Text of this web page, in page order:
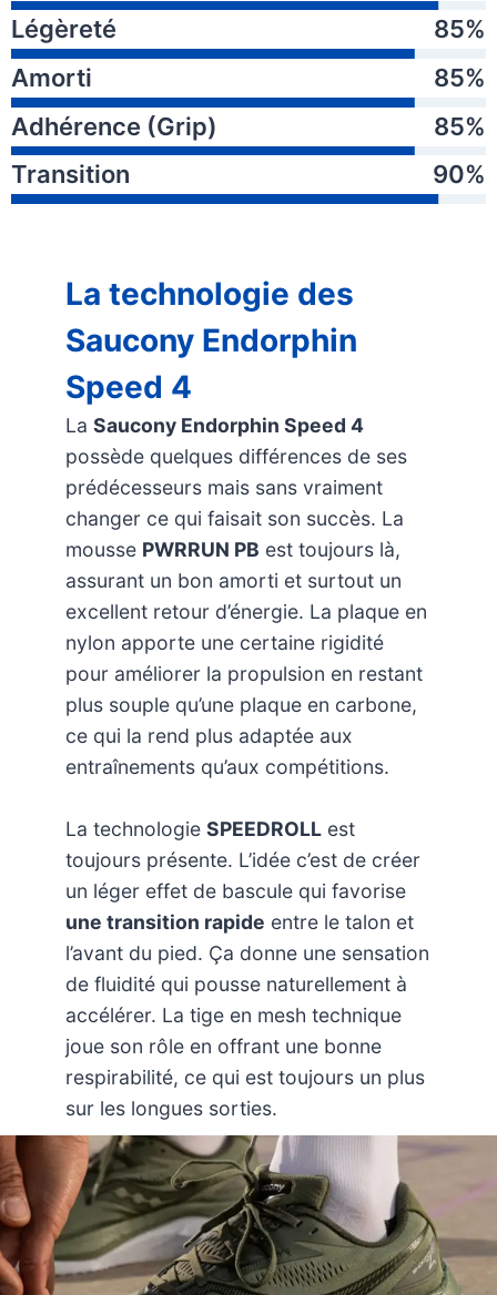
Légèreté
85%
Amorti
85%
Adhérence (Grip)
85%
Transition
90%
La technologie des
Saucony Endorphin
Speed 4
La Saucony Endorphin Speed 4
possède quelques différences de ses
prédécesseurs mais sans vraiment
changer ce qui faisait son succès. La
mousse PWRRUN PB est toujours là,
assurant un bon amorti et surtout un
excellent retour d’énergie. La plaque en
nylon apporte une certaine rigidité
pour améliorer la propulsion en restant
plus souple qu’une plaque en carbone,
ce qui la rend plus adaptée aux
entraînements qu’aux compétitions.
La technologie SPEEDROLL est
toujours présente. L’idée c’est de créer
un léger effet de bascule qui favorise
une transition rapide entre le talon et
l’avant du pied. Ça donne une sensation
de fluidité qui pousse naturellement à
accélérer. La tige en mesh technique
joue son rôle en offrant une bonne
respirabilité, ce qui est toujours un plus
sur les longues sorties.